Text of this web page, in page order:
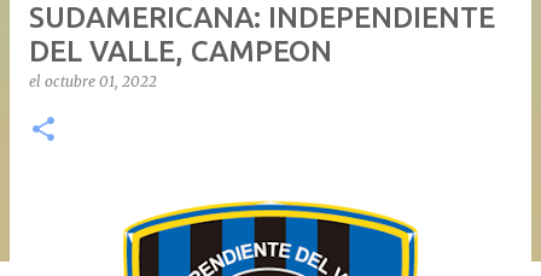
SUDAMERICANA: INDEPENDIENTE
DEL VALLE, CAMPEON
el octubre 01, 2022